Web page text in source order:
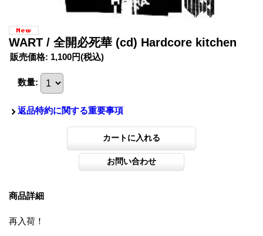
WART / 全開必死華 (cd) Hardcore kitchen
販売価格: 1,100円(税込)
数量:
返品特約に関する重要事項
商品詳細
再入荷！